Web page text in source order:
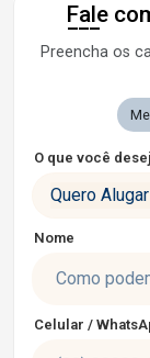
Fale
Preencha os
O que você
Quero Alugar
Nome
Celular /